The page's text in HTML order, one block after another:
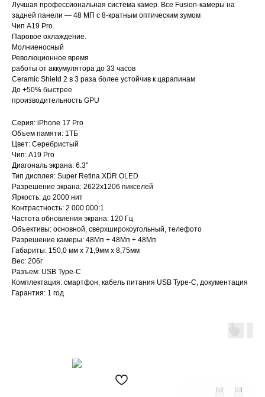
Лучшая профессиональная система камер. Все Fusion-камеры на
задней панели — 48 МП с 8-кратным оптическим зумом
Чип A19 Pro.
Паровое охлаждение.
Молниеносный
Революционное время
работы от аккумулятора до 33 часов
Ceramic Shield 2 в 3 раза более устойчив к царапинам
До +50% быстрее
производительность GPU
Серия: iPhone 17 Pro
Объем памяти: 1ТБ
Цвет: Серебристый
Чип: A19 Pro
Диагональ экрана: 6.3"
Тип дисплея: Super Retina XDR OLED
Разрешение экрана: 2622х1206 пикселей
Яркость: до 2000 нит
Контрастность: 2 000 000:1
Частота обновления экрана: 120 Гц
Объективы: основной, сверхширокоугольный, телефото
Разрешение камеры: 48Мп + 48Мп + 48Мп
Габариты: 150,0 мм х 71,9мм х 8,75мм
Вес: 206г
Разъем: USB Type-C
Комплектация: смартфон, кабель питания USB Type-C, документация
Гарантия: 1 год